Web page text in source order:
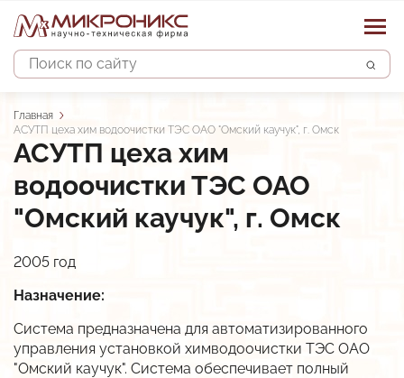
Поиск
Основная
навигация
Каталог изделий
Преобразователи сигналов
Строительно-монтажные и пусконалад. работы
Сервисное обслуживание систем автоматики
АСУ водоснабжением и водоотведением
АСУ объектами теплоснабжения
О предприятии
Опыт
Новости
Строка
навигации
Главная
АСУТП цеха хим водоочистки ТЭС ОАО "Омский каучук", г. Омск
АСУТП цеха хим
водоочистки ТЭС ОАО
"Омский каучук", г. Омск
2005 год
Назначение:
Система предназначена для автоматизированного
управления установкой химводоочистки ТЭС ОАО
"Омский каучук". Система обеспечивает полный